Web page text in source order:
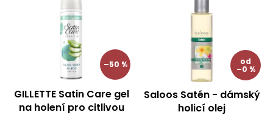
–50 %
GILLETTE Satin Care gel
na holení pro citlivou
od
–0 %
Saloos Satén - dámský
holicí olej